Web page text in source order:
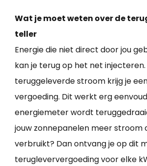
Wat je moet weten over de
teller
Energie die niet direct door jou
kan je terug op het net
teruggeleverde stroom krijg je
vergoeding. Dit werkt erg
energiemeter wordt
jouw zonnepanelen meer stroom
verbruikt? Dan ontvang je op dit
terugleververgoeding voor elke